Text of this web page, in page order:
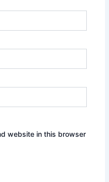
website in this browser